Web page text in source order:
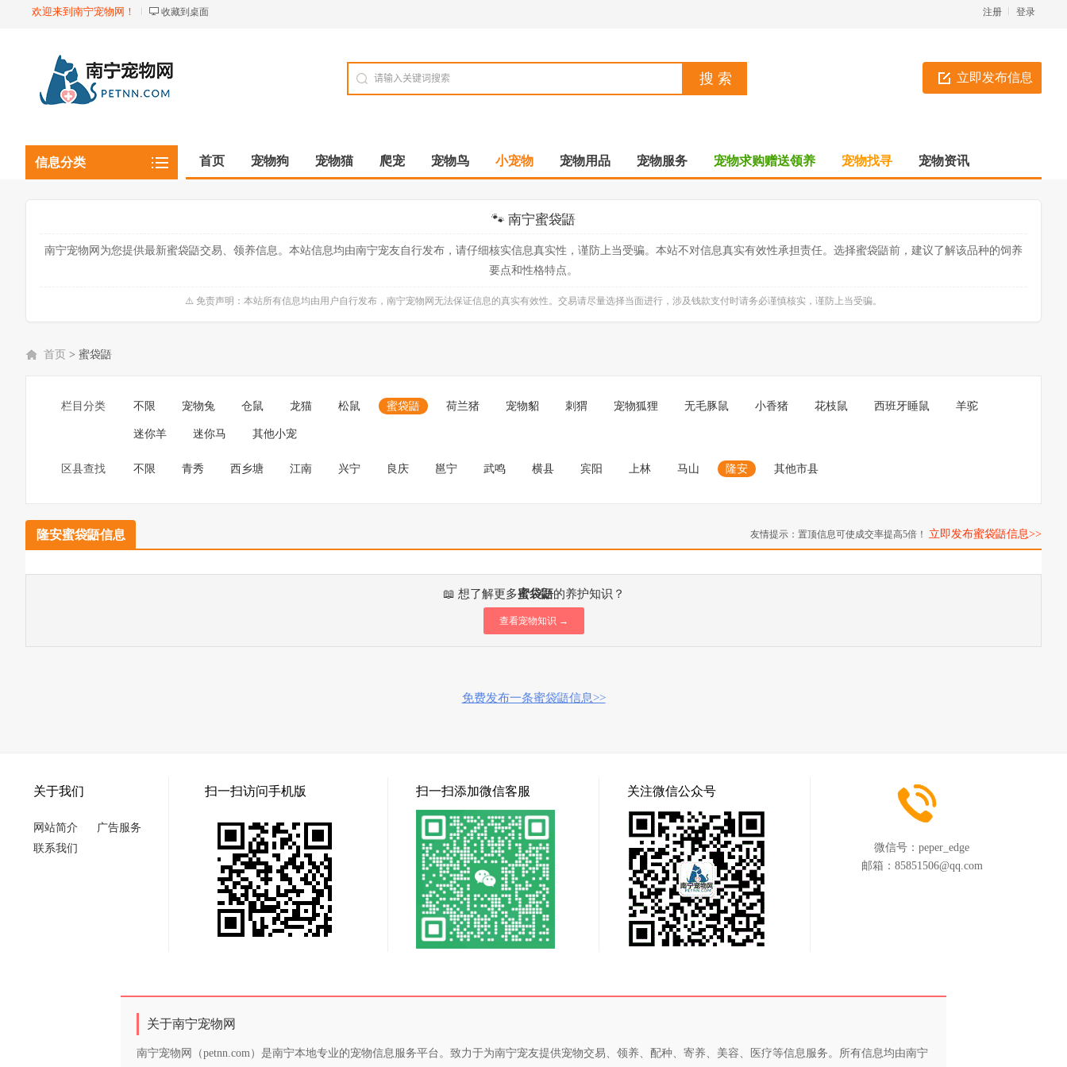
欢迎来到南宁宠物网！ 收藏到桌面 登录
注册
立即发布信息
信息分类 首页 宠物狗 宠物猫 爬宠 宠物鸟 小宠物 宠物用品 宠物服务 宠物求购赠送领养 宠物找寻 宠物资讯
🐾 南宁蜜袋鼯
南宁宠物网为您提供最新蜜袋鼯交易、领养信息。本站信息均由南宁宠友自行发布，请仔细核实信息真实性，谨防上当受骗。本站不对信息真实有效性承担责任。选择蜜袋鼯前，建议了解该品种的饲养
要点和性格特点。
⚠️ 免责声明：本站所有信息均由用户自行发布，南宁宠物网无法保证信息的真实有效性。交易请尽量选择当面进行，涉及钱款支付时请务必谨慎核实，谨防上当受骗。
首页 > 蜜袋鼯
栏目分类 不限 宠物兔 仓鼠 龙猫 松鼠 蜜袋鼯 荷兰猪 宠物貂 刺猬 宠物狐狸 无毛豚鼠 小香猪 花枝鼠 西班牙睡鼠 羊驼
迷你羊 迷你马 其他小宠
区县查找 不限 青秀 西乡塘 江南 兴宁 良庆 邕宁 武鸣 横县 宾阳 上林 马山 隆安 其他市县
隆安蜜袋鼯信息 友情提示：置顶信息可使成交率提高5倍！ 立即发布蜜袋鼯信息>>
📖 想了解更多蜜袋鼯的养护知识？
查看宠物知识 →
免费发布一条蜜袋鼯信息>>
关于我们
网站简介
广告服务
联系我们
扫一扫访问手机版 扫一扫添加微信客服 关注微信公众号
微信号： peper_edge
邮箱： 85851506@qq.com
关于南宁宠物网
南宁宠物网（petnn.com）是南宁本地专业的宠物信息服务平台。致力于为南宁宠友提供宠物交易、领养、配种、寄养、美容、医疗等信息服务。所有信息均由南宁